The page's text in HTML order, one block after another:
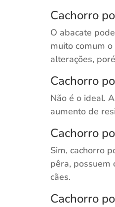
Cachorro
O abacate
muito comum
alterações,
Cachorro
Não é o ideal.
aumento de
Cachorro
Sim, cachorro
pêra, possuem
cães.
Cachorro